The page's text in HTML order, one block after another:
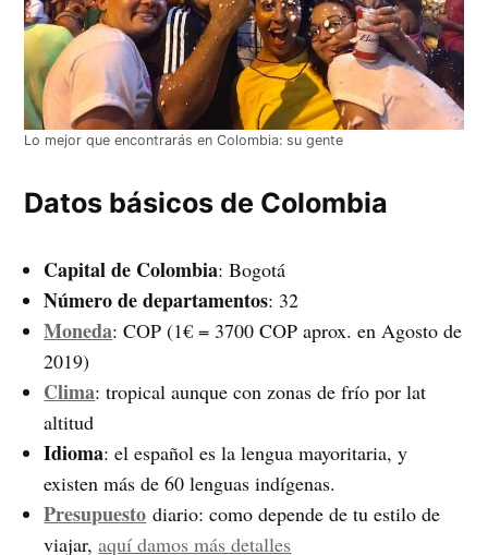
Lo mejor que encontrarás en Colombia: su gente
Datos básicos de Colombia
Capital de Colombia: Bogotá
Número de departamentos: 32
Moneda: COP (1€ = 3700 COP aprox. en Agosto de
2019)
Clima: tropical aunque con zonas de frío por lat
altitud
Idioma: el español es la lengua mayoritaria, y
existen más de 60 lenguas indígenas.
Presupuesto diario: como depende de tu estilo de
viajar,aquí damos más detalles